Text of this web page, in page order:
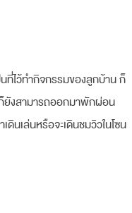
ที่ไว้ทำกิจกรรมของลูกบ้าน ก็
ก็ยังสามารถออกมาพักผ่อน
นเล่นหรือจะเดินชมวิวในโซน